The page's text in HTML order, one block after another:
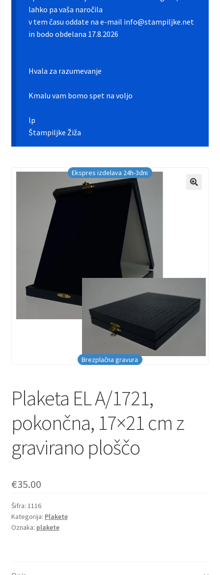
Galerija športnih vstavkov
Moj profil
Pokali.net Kontakt
Zaključek nakupa
lahko pa vaša naročila
v tem času oddate na e-mail info@stampiljke.net
in bodo obdelana 17.8.2026
Hvala za razumevanje
Kmalu vam bomo spet na voljo
lp
Štampiljke Žiža
Brezplačna gravura
Ekspres izdelava 24h-3dni
Plaketa EL A/1721,
pokončna, 17×21 cm z
gravirano ploščo
€35.00
Šifra: 1116
Kategorija: Plakete
Oznaka: plakete